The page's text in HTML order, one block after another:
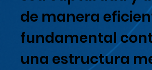
de manera
fundamental
una estructura